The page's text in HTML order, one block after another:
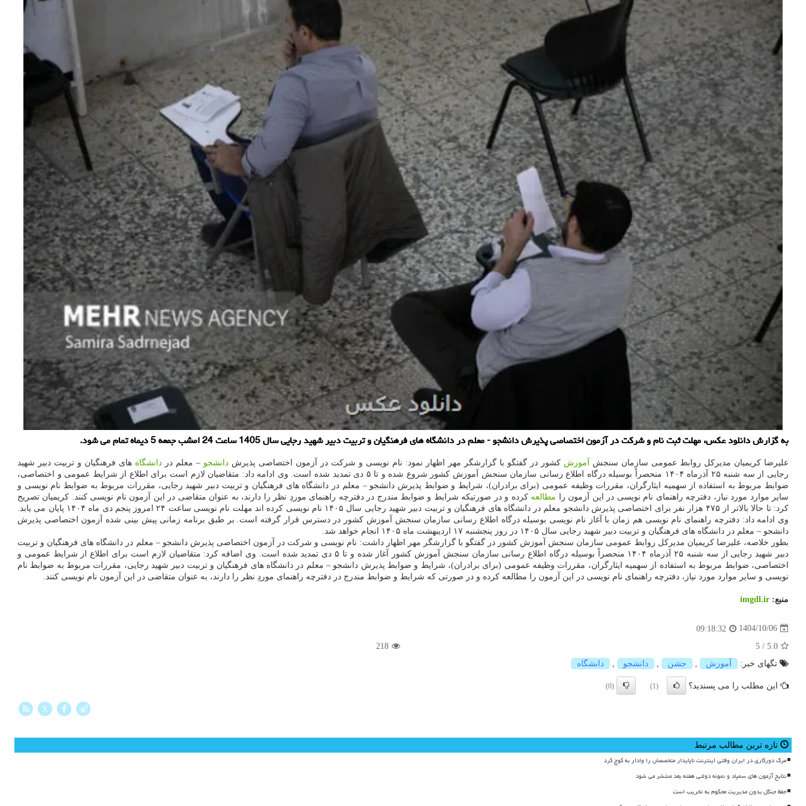
به گزارش دانلود عکس، مهلت ثبت نام و شرکت در آزمون اختصاصی پذیرش دانشجو - معلم در دانشگاه های فرهنگیان و تربیت دبیر شهید رجایی سال 1405 ساعت 24 امشب جمعه 5 دیماه تمام می شود.
علیرضا کریمیان مدیرکل روابط عمومی سازمان سنجش آموزش کشور در گفتگو با گزارشگر مهر اظهار نمود: نام نویسی و شرکت در آزمون اختصاصی پذیرش دانشجو – معلم در دانشگاه های فرهنگیان و تربیت دبیر شهید
رجایی از سه شنبه ۲۵ آذرماه ۱۴۰۴ منحصراً بوسیله درگاه اطلاع رسانی سازمان سنجش آموزش کشور شروع شده و تا ۵ دی تمدید شده است. وی ادامه داد: متقاضیان لازم است برای اطلاع از شرایط عمومی و اختصاصی،
ضوابط مربوط به استفاده از سهمیه ایثارگران، مقررات وظیفه عمومی (برای برادران)، شرایط و ضوابط پذیرش دانشجو – معلم در دانشگاه های فرهنگیان و تربیت دبیر شهید رجایی، مقررات مربوط به ضوابط نام نویسی و
سایر موارد مورد نیاز، دفترچه راهنمای نام نویسی در این آزمون را مطالعه کرده و در صورتیکه شرایط و ضوابط مندرج در دفترچه راهنمای موردِ نظر را دارند، به عنوان متقاضی در این آزمون نام نویسی کنند. کریمیان تصریح
کرد: تا حالا بالاتر از ۴۷۵ هزار نفر برای اختصاصی پذیرش دانشجو معلم در دانشگاه های فرهنگیان و تربیت دبیر شهید رجایی سال ۱۴۰۵ نام نویسی کرده اند مهلت نام نویسی ساعت ۲۴ امروز پنجم دی ماه ۱۴۰۴ پایان می یابد.
وی ادامه داد: دفترچه راهنمای نام نویسی هم زمان با آغاز نام نویسی بوسیله درگاه اطلاع رسانی سازمان سنجش آموزش کشور در دسترس قرار گرفته است. بر طبق برنامه زمانی پیش بینی شده آزمون اختصاصی پذیرش
دانشجو – معلم در دانشگاه های فرهنگیان و تربیت دبیر شهید رجایی سال ۱۴۰۵ در روز پنجشنبه ۱۷ اردیبهشت ماه ۱۴۰۵ انجام خواهد شد.
بطور خلاصه، علیرضا کریمیان مدیرکل روابط عمومی سازمان سنجش آموزش کشور در گفتگو با گزارشگر مهر اظهار داشت: نام نویسی و شرکت در آزمون اختصاصی پذیرش دانشجو – معلم در دانشگاه های فرهنگیان و تربیت
دبیر شهید رجایی از سه شنبه ۲۵ آذرماه ۱۴۰۴ منحصراً بوسیله درگاه اطلاع رسانی سازمان سنجش آموزش کشور آغاز شده و تا ۵ دی تمدید شده است. وی اضافه کرد: متقاضیان لازم است برای اطلاع از شرایط عمومی و
اختصاصی، ضوابط مربوط به استفاده از سهمیه ایثارگران، مقررات وظیفه عمومی (برای برادران)، شرایط و ضوابط پذیرش دانشجو – معلم در دانشگاه های فرهنگیان و تربیت دبیر شهید رجایی، مقررات مربوط به ضوابط نام
نویسی و سایر موارد مورد نیاز، دفترچه راهنمای نام نویسی در این آزمون را مطالعه کرده و در صورتی که شرایط و ضوابط مندرج در دفترچه راهنمای موردِ نظر را دارند، به عنوان متقاضی در این آزمون نام نویسی کنند.
منبع: imgdl.ir
1404/10/06
09:18:32
5.0
/
5
218
تگهای خبر:
آموزش , جشن , دانشجو , دانشگاه
این مطلب را می پسندید؟ (1)
(0)
X
تازه ترین مطالب مرتبط
مرگ دورکاری در ایران وقتی اینترنت ناپایدار متخصصان را وادار به کوچ کرد
نتایج آزمون های سمپاد و نمونه دولتی هفته بعد منتشر می شود
حفظ جنگل بدون مدیریت محکوم به تخریب است